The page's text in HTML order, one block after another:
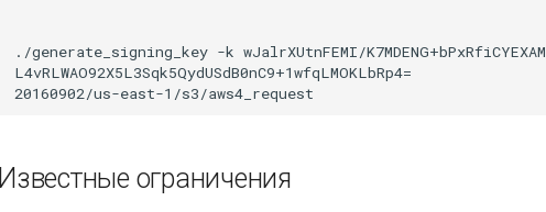
./generate_signing_key -k wJalrXUtnFEMI/
L4vRLWAO92X5L3Sqk5QydUSdB0nC9+1wfqLMOKLbRp4=
Известные ограничения